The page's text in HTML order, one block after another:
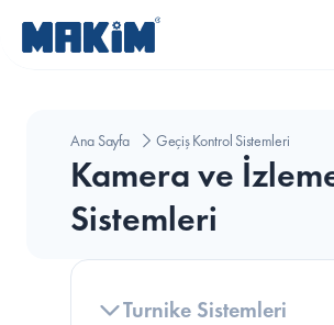
Ana Sayfa Geçiş Kontrol Sistemleri
Kamera ve
Sistemleri
Turnike Sistemleri